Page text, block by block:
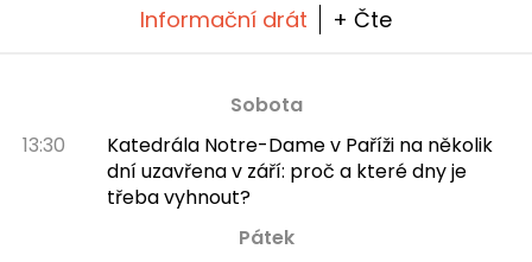
Informační drát + Čte
Sobota
13:30
Katedrála Notre-Dame v Paříži na několik
dní uzavřena v září: proč a které dny je
třeba vyhnout?
Pátek